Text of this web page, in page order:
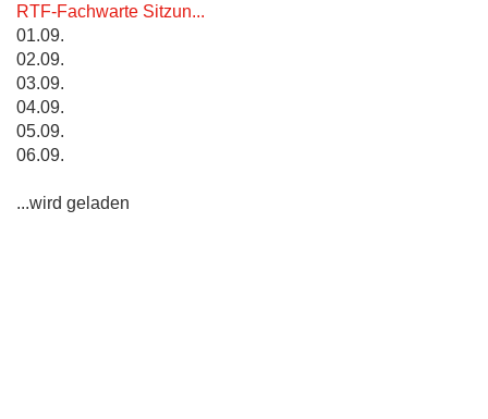
RTF-Fachwarte Sitzun...
01.09.
02.09.
03.09.
04.09.
05.09.
06.09.
...wird geladen